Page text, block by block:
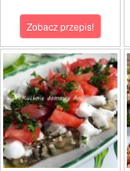
Zobacz przepis!